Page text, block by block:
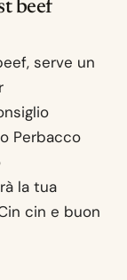
beef
serve un
Perbacco
la tua
cin e buon